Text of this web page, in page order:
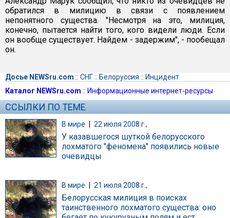
обратился в милицию в связи с появлением
непонятного существа. "Несмотря на это, милиция,
конечно, пытается найти того, кого видели люди. Если
он вообще существует. Найдем - задержим", - пообещал
он.
Досье NEWSru.com :: СНГ:: Белоруссия :: Инцидент
Каталог NEWSru.com :: Информационные интернет-ресурсы
ССЫЛКИ ПО ТЕМЕ
В мире | 22 июля 2008 г.,
У казавшегося шуткой белорусского
лохматого "феномена" появились новые
очевидцы
В мире 21 июля 2008 г.,
Белорусская милиция в поисках
таинственного лохматого существа: оно